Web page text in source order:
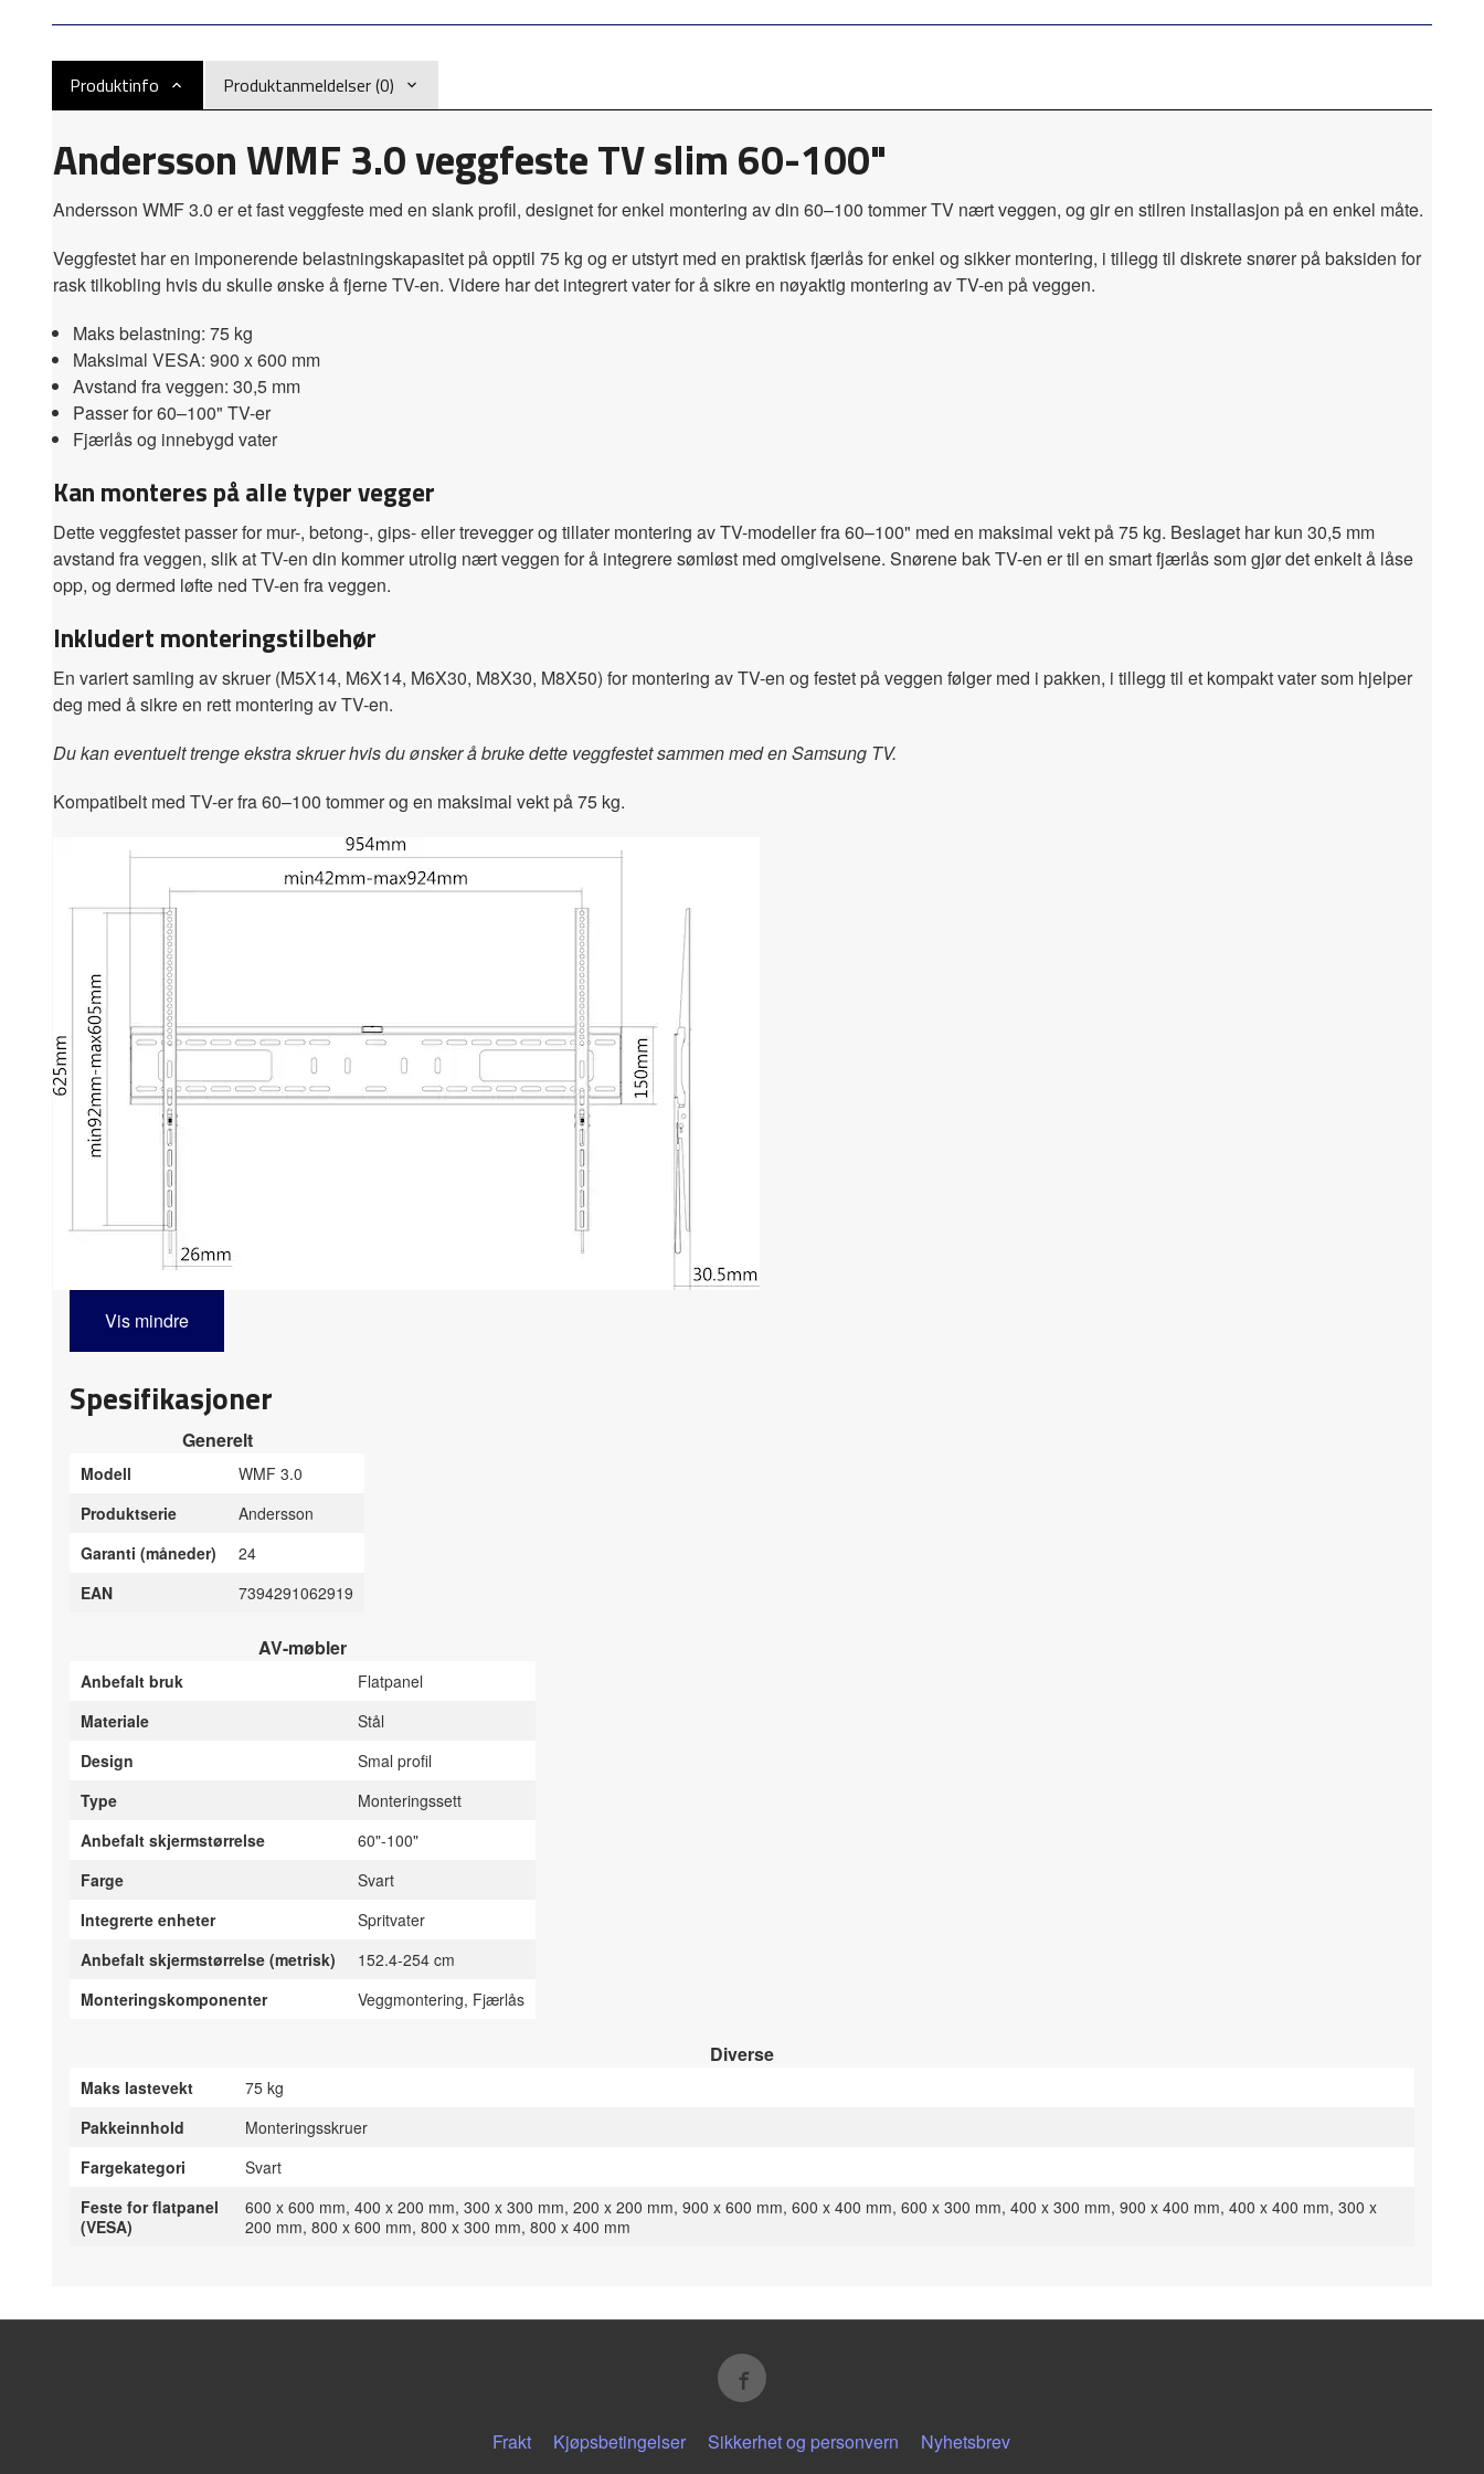
Produktinfo Produktanmeldelser (0)
Andersson WMF 3.0 veggfeste TV slim 60-100"
Andersson WMF 3.0 er et fast veggfeste med en slank profil, designet for enkel montering av din 60–100 tommer TV nært veggen, og gir en stilren installasjon på en enkel måte.
Veggfestet har en imponerende belastningskapasitet på opptil 75 kg og er utstyrt med en praktisk fjærlås for enkel og sikker montering, i tillegg til diskrete snører på baksiden for
rask tilkobling hvis du skulle ønske å fjerne TV-en. Videre har det integrert vater for å sikre en nøyaktig montering av TV-en på veggen.
Maks belastning: 75 kg
Maksimal VESA: 900 x 600 mm
Avstand fra veggen: 30,5 mm
Passer for 60–100" TV-er
Fjærlås og innebygd vater
Kan monteres på alle typer vegger
Dette veggfestet passer for mur-, betong-, gips- eller trevegger og tillater montering av TV-modeller fra 60–100" med en maksimal vekt på 75 kg. Beslaget har kun 30,5 mm
avstand fra veggen, slik at TV-en din kommer utrolig nært veggen for å integrere sømløst med omgivelsene. Snørene bak TV-en er til en smart fjærlås som gjør det enkelt å låse
opp, og dermed løfte ned TV-en fra veggen.
Inkludert monteringstilbehør
En variert samling av skruer (M5X14, M6X14, M6X30, M8X30, M8X50) for montering av TV-en og festet på veggen følger med i pakken, i tillegg til et kompakt vater som hjelper
deg med å sikre en rett montering av TV-en.
Du kan eventuelt trenge ekstra skruer hvis du ønsker å bruke dette veggfestet sammen med en Samsung TV.
Kompatibelt med TV-er fra 60–100 tommer og en maksimal vekt på 75 kg.
Vis mindre
Spesifikasjoner
Generelt
Modell
WMF 3.0
Produktserie
Andersson
Garanti (måneder)
24
EAN
7394291062919
AV-møbler
Anbefalt bruk
Flatpanel
Materiale
Stål
Design
Smal profil
Type
Monteringssett
Anbefalt skjermstørrelse
60"-100"
Farge
Svart
Integrerte enheter
Spritvater
Anbefalt skjermstørrelse (metrisk)
152.4-254 cm
Monteringskomponenter
Veggmontering, Fjærlås
Diverse
Maks lastevekt
75 kg
Pakkeinnhold
Monteringsskruer
Fargekategori
Svart
Feste for flatpanel
(VESA)
600 x 600 mm, 400 x 200 mm, 300 x 300 mm, 200 x 200 mm, 900 x 600 mm, 600 x 400 mm, 600 x 300 mm, 400 x 300 mm, 900 x 400 mm, 400 x 400 mm, 300 x
200 mm, 800 x 600 mm, 800 x 300 mm, 800 x 400 mm
Frakt Kjøpsbetingelser Sikkerhet og personvern Nyhetsbrev